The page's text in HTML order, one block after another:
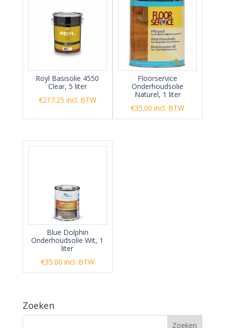
Royl Basisolie 4550
Clear, 5 liter
€217.25 incl. BTW
Floorservice
Onderhoudsolie
Naturel, 1 liter
€35.00 incl. BTW
Blue Dolphin
Onderhoudsolie Wit, 1
liter
€35.00 incl. BTW
Zoeken